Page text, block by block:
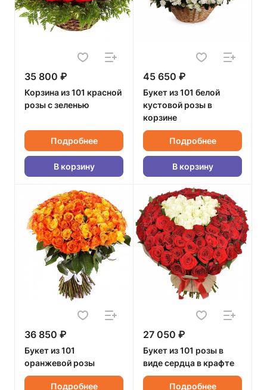
35 800 ₽
Корзина из 101 красной
розы с зеленью
Подробнее
В корзину
45 650 ₽
Букет из 101 белой
кустовой розы в
корзине
Подробнее
В корзину
36 850 ₽
Букет из 101
оранжевой розы
Подробнее
27 050 ₽
Букет из 101 розы в
виде сердца в крафте
Подробнее